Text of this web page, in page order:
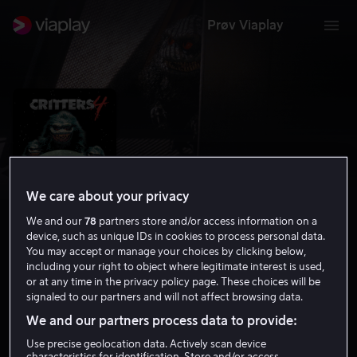
Prøv Viaplay
Critters 4
We care about your privacy
We and our78 partners store and/or access information on a
device, such as unique IDs in cookies to process personal data.
You may accept or manage your choices by clicking below,
including your right to object where legitimate interest is used,
or at any time in the privacy policy page. These choices will be
signaled to our partners and will not affect browsing data.
We and our partners process data to provide:
Use precise geolocation data. Actively scan device